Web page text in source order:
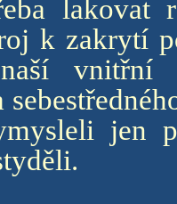
lakovat
k zakrytí
vnitřní
jen